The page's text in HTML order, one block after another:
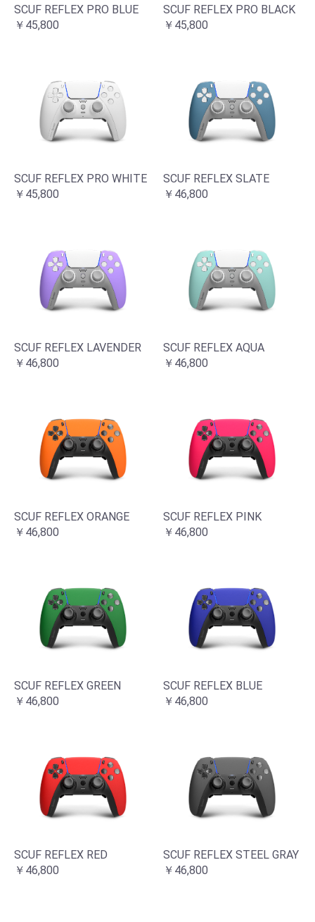
SCUF REFLEX PRO BLUE
￥45,800
SCUF REFLEX PRO BLACK
￥45,800
SCUF REFLEX PRO WHITE
￥45,800
SCUF REFLEX SLATE
￥46,800
SCUF REFLEX LAVENDER
￥46,800
SCUF REFLEX AQUA
￥46,800
SCUF REFLEX ORANGE
￥46,800
SCUF REFLEX PINK
￥46,800
SCUF REFLEX GREEN
￥46,800
SCUF REFLEX BLUE
￥46,800
SCUF REFLEX RED
￥46,800
SCUF REFLEX STEEL GRAY
￥46,800
お買い物を続ける カートへ進む